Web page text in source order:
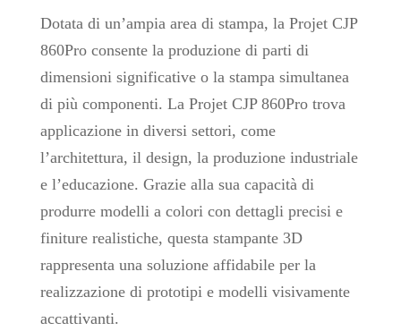
Dotata di un’ampia area di stampa, la Projet CJP
860Pro consente la produzione di parti di
dimensioni significative o la stampa simultanea
di più componenti. La Projet CJP 860Pro trova
applicazione in diversi settori, come
l’architettura, il design, la produzione industriale
e l’educazione. Grazie alla sua capacità di
produrre modelli a colori con dettagli precisi e
finiture realistiche, questa stampante 3D
rappresenta una soluzione affidabile per la
realizzazione di prototipi e modelli visivamente
accattivanti.